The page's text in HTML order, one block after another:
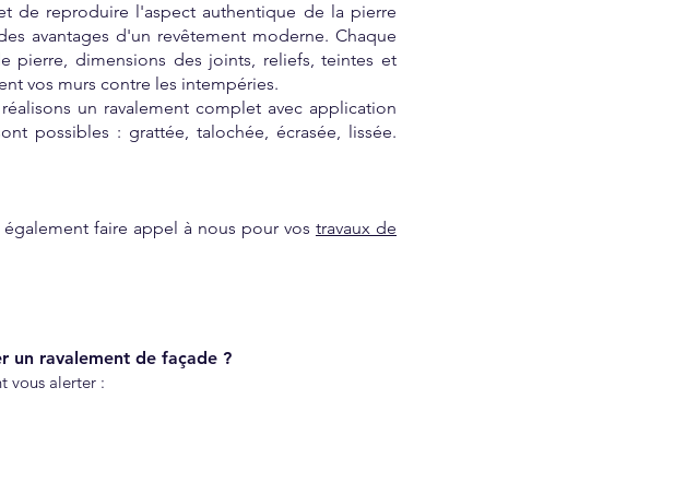
de reproduire l'aspect authentique de la pierre
avantages d'un revêtement moderne. Chaque
pierre, dimensions des joints, reliefs, teintes et
vos murs contre les intempéries.
un ravalement complet avec application
possibles : grattée, talochée, écrasée, lissée.
faire appel à nous pour vos travaux de
un ravalement de façade ?
vous alerter :